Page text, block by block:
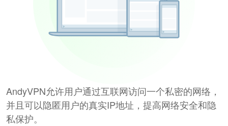
AndyVPN允许用户通过互联网访问一个私密的网络，
并且可以隐匿用户的真实IP地址，提高网络安全和隐
私保护。